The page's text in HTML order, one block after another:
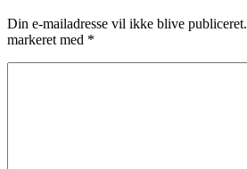
Din e-mailadresse vil ikke blive publiceret.
markeret med *